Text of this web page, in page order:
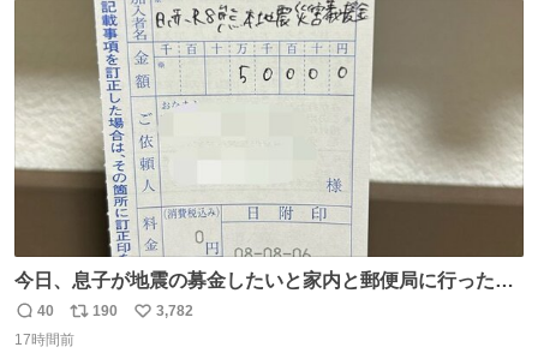
動物公園にて 残念ながら個体の識別は出来ません
数
今日、息子が地震の募金したいと家内と郵便局に行ったみ
たいです。おもちゃとか買う選択肢もあったと思うけど、
自分で貯めてた2万円を役に立てて欲しい、みんなも元気
返
信
40
リ
ポ
190
い
3,782
17時間前